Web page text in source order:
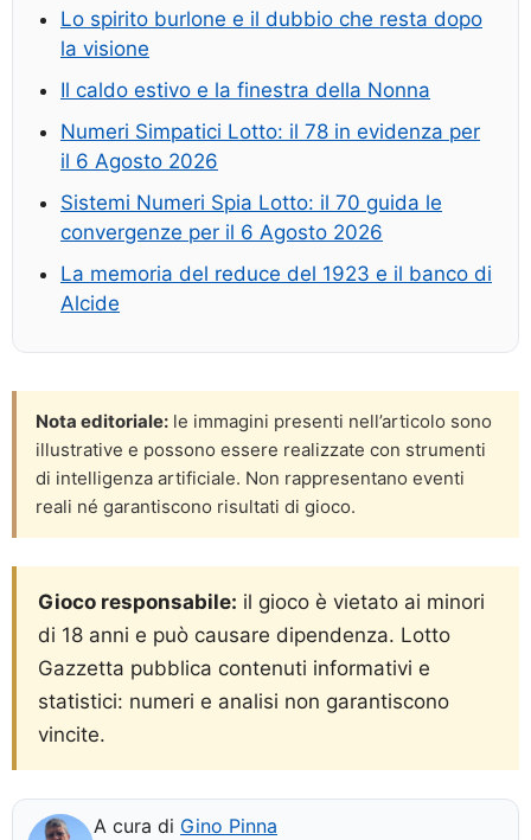
Lo spirito burlone e il dubbio che resta dopo
la visione
Il caldo estivo e la finestra della Nonna
Numeri Simpatici Lotto: il 78 in evidenza per
il 6 Agosto 2026
Sistemi Numeri Spia Lotto: il 70 guida le
convergenze per il 6 Agosto 2026
La memoria del reduce del 1923 e il banco di
Alcide
Nota editoriale: le immagini presenti nell’articolo sono
illustrative e possono essere realizzate con strumenti
di intelligenza artificiale. Non rappresentano eventi
reali né garantiscono risultati di gioco.
Gioco responsabile: il gioco è vietato ai minori
di 18 anni e può causare dipendenza. Lotto
Gazzetta pubblica contenuti informativi e
statistici: numeri e analisi non garantiscono
vincite.
A cura di Gino Pinna